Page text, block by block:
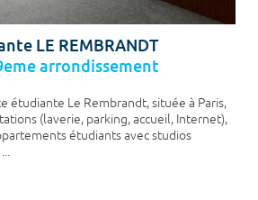
LE REMBRANDT
arrondissement
étudiante Le Rembrandt, située à Paris,
(laverie, parking, accueil, Internet),
étudiants avec studios